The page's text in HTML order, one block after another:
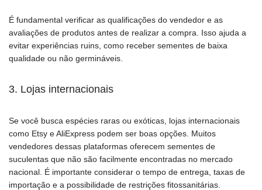
É fundamental verificar as qualificações do vendedor e as
avaliações de produtos antes de realizar a compra. Isso ajuda a
evitar experiências ruins, como receber sementes de baixa
qualidade ou não germináveis.
3. Lojas internacionais
Se você busca espécies raras ou exóticas, lojas internacionais
como Etsy e AliExpress podem ser boas opções. Muitos
vendedores dessas plataformas oferecem sementes de
suculentas que não são facilmente encontradas no mercado
nacional. É importante considerar o tempo de entrega, taxas de
importação e a possibilidade de restrições fitossanitárias.